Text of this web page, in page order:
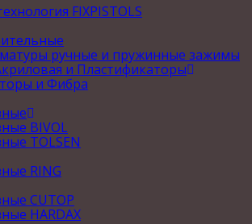
FIXPISTOLS
ручные и пружинные зажимы
и Пластификаторы
и Фибра
BIVOL
TOLSEN
RING
CUTOP
HARDAX